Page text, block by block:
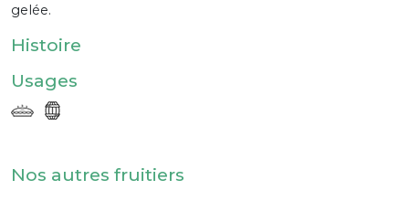
gelée.
Histoire
Usages
Nos autres fruitiers